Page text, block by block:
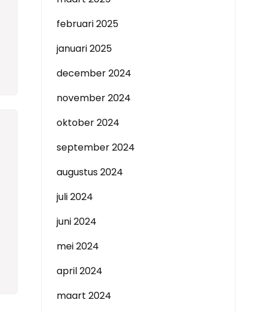
februari 2025
januari 2025
december 2024
november 2024
oktober 2024
september 2024
augustus 2024
juli 2024
juni 2024
mei 2024
april 2024
maart 2024